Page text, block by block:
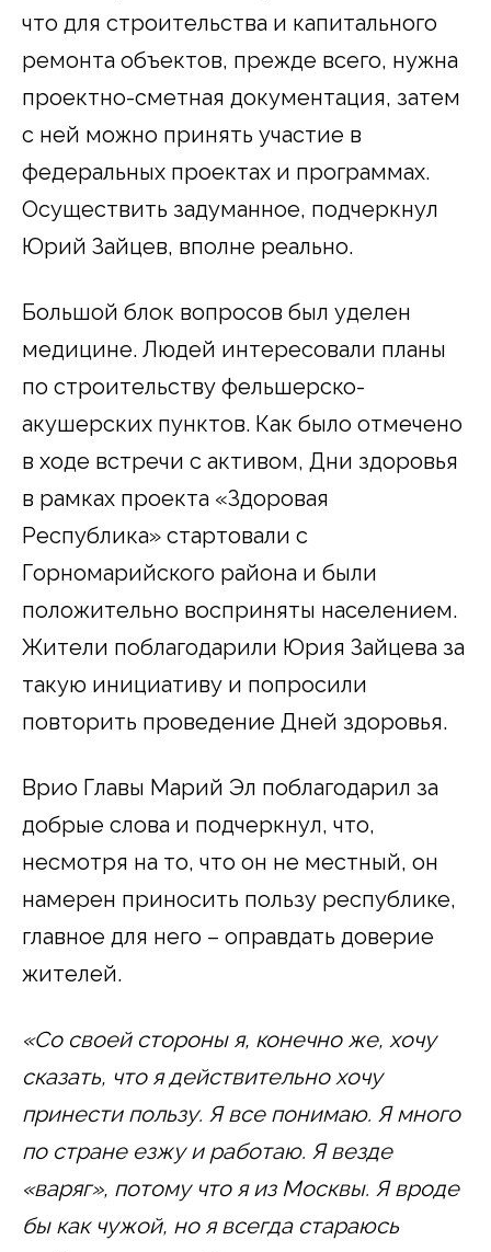
что для строительства и капитального
ремонта объектов, прежде всего, нужна
проектно-сметная документация, затем
с ней можно принять участие в
федеральных проектах и программах.
Осуществить задуманное, подчеркнул
Юрий Зайцев, вполне реально.
Большой блок вопросов был уделен
медицине. Людей интересовали планы
по строительству фельшерско-
акушерских пунктов. Как было отмечено
в ходе встречи с активом, Дни здоровья
в рамках проекта «Здоровая
Республика» стартовали с
Горномарийского района и были
положительно восприняты населением.
Жители поблагодарили Юрия Зайцева за
такую инициативу и попросили
повторить проведение Дней здоровья.
Врио Главы Марий Эл поблагодарил за
добрые слова и подчеркнул, что,
несмотря на то, что он не местный, он
намерен приносить пользу республике,
главное для него – оправдать доверие
жителей.
«Со своей стороны я, конечно же, хочу
сказать, что я действительно хочу
принести пользу. Я все понимаю. Я много
по стране езжу и работаю. Я везде
«варяг», потому что я из Москвы. Я вроде
бы как чужой, но я всегда стараюсь